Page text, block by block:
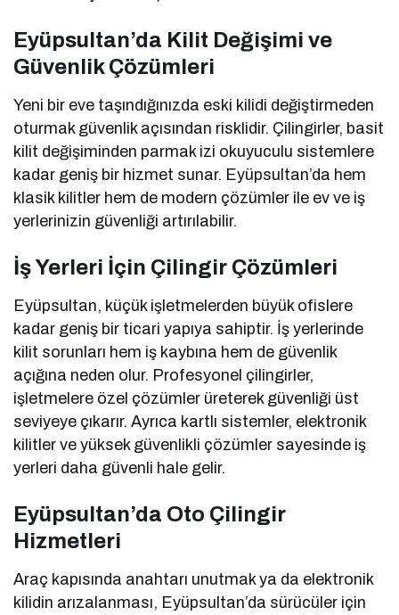
Eyüpsultan’da Kilit Değişimi ve
Güvenlik Çözümleri
Yeni bir eve taşındığınızda eski kilidi değiştirmeden
oturmak güvenlik açısından risklidir. Çilingirler, basit
kilit değişiminden parmak izi okuyuculu sistemlere
kadar geniş bir hizmet sunar. Eyüpsultan’da hem
klasik kilitler hem de modern çözümler ile ev ve iş
yerlerinizin güvenliği artırılabilir.
İş Yerleri İçin Çilingir Çözümleri
Eyüpsultan, küçük işletmelerden büyük ofislere
kadar geniş bir ticari yapıya sahiptir. İş yerlerinde
kilit sorunları hem iş kaybına hem de güvenlik
açığına neden olur. Profesyonel çilingirler,
işletmelere özel çözümler üreterek güvenliği üst
seviyeye çıkarır. Ayrıca kartlı sistemler, elektronik
kilitler ve yüksek güvenlikli çözümler sayesinde iş
yerleri daha güvenli hale gelir.
Eyüpsultan’da Oto Çilingir
Hizmetleri
Araç kapısında anahtarı unutmak ya da elektronik
kilidin arızalanması, Eyüpsultan’da sürücüler için